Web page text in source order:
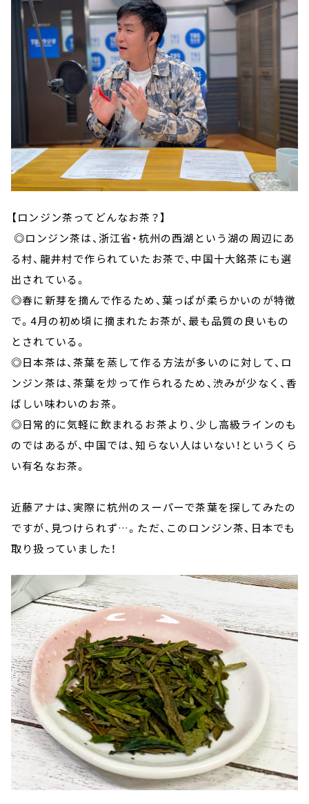
【ロンジン茶ってどんなお茶？】
◎ロンジン茶は、浙江省・杭州の西湖という湖の周辺にあ
る村、龍井村で作られていたお茶で、中国十大銘茶にも選
出されている。
◎春に新芽を摘んで作るため、葉っぱが柔らかいのが特徴
で。4月の初め頃に摘まれたお茶が、最も品質の良いもの
とされている。
◎日本茶は、茶葉を蒸して作る方法が多いのに対して、ロ
ンジン茶は、茶葉を炒って作られるため、渋みが少なく、香
ばしい味わいのお茶。
◎日常的に気軽に飲まれるお茶より、少し高級ラインのも
のではあるが、中国では、知らない人はいない！というくら
い有名なお茶。
近藤アナは、実際に杭州のスーパーで茶葉を探してみたの
ですが、見つけられず…。ただ、このロンジン茶、日本でも
取り扱っていました！